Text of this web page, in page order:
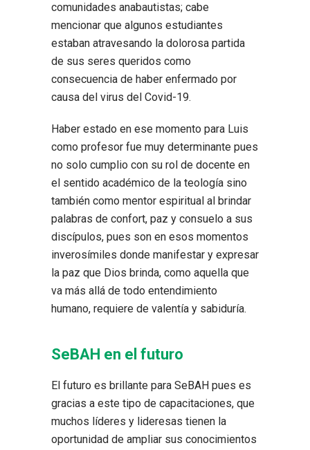
comunidades anabautistas; cabe
mencionar que algunos estudiantes
estaban atravesando la dolorosa partida
de sus seres queridos como
consecuencia de haber enfermado por
causa del virus del Covid-19.
Haber estado en ese momento para Luis
como profesor fue muy determinante pues
no solo cumplio con su rol de docente en
el sentido académico de la teología sino
también como mentor espiritual al brindar
palabras de confort, paz y consuelo a sus
discípulos, pues son en esos momentos
inverosímiles donde manifestar y expresar
la paz que Dios brinda, como aquella que
va más allá de todo entendimiento
humano, requiere de valentía y sabiduría.
SeBAH en el futuro
El futuro es brillante para SeBAH pues es
gracias a este tipo de capacitaciones, que
muchos líderes y lideresas tienen la
oportunidad de ampliar sus conocimientos